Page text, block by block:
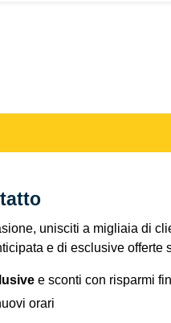
unisciti a migliaia di
e di esclusive offerte
e sconti con risparmi
orari